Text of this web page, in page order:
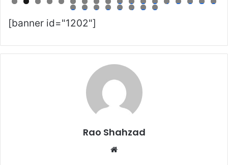
0 1 2 3 4 5 6 7 8
9 0 1 2 3 4 5 6
[banner id="1202"]
Rao Shahzad
Website